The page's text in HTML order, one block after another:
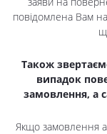
повідомлена Вам
Також
випадок
замовлення, а
Якщо замовлення